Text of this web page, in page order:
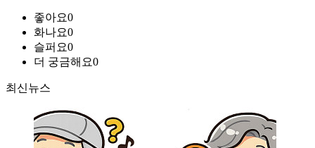
좋아요0
화나요0
슬퍼요0
더 궁금해요0
최신뉴스